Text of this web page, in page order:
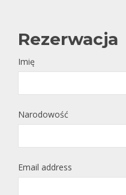
Rezerwacja
Imię
Narodowość
Email address